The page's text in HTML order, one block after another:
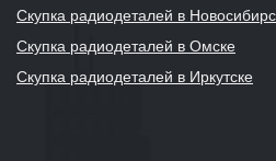
Скупка радиодеталей в
Скупка радиодеталей в Омске
Скупка радиодеталей в Иркутске